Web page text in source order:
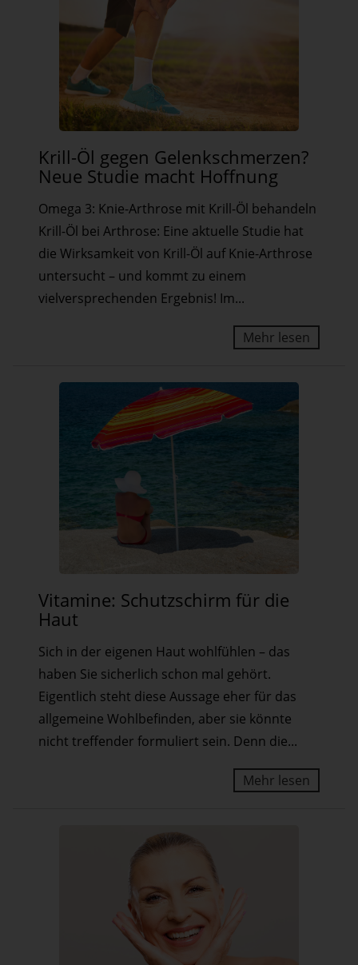
Öl
gegen
Gelenkschmerzen?
Neue
Studie
macht
Hoffnung
Krill-Öl gegen Gelenkschmerzen?
Neue Studie macht Hoffnung
Omega 3: Knie-Arthrose mit Krill-Öl behandeln
Krill-Öl bei Arthrose: Eine aktuelle Studie hat
die Wirksamkeit von Krill-Öl auf Knie-Arthrose
untersucht – und kommt zu einem
vielversprechenden Ergebnis! Im...
Mehr lesen
Schutzschirm
für
die
Haut
Vitamine: Schutzschirm für die
Haut
Sich in der eigenen Haut wohlfühlen – das
haben Sie sicherlich schon mal gehört.
Eigentlich steht diese Aussage eher für das
allgemeine Wohlbefinden, aber sie könnte
nicht treffender formuliert sein. Denn die...
Mehr lesen